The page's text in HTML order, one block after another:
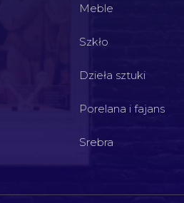
Meble
Szkło
Dzieła sztuki
Porelana i fajans
Srebra